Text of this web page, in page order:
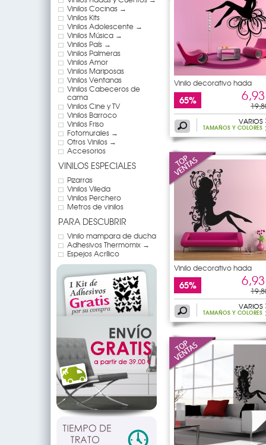
Vinilos Cocinas →
Vinilos Kits
Vinilos Adolescente →
Vinilos Música →
Vinilos País →
Vinilos Palmeras
Vinilos Amor
Vinilos Mariposas
Vinilos Ventanas
Vinilos Cabeceros de
cama
Vinilos Cine y TV
Vinilos Barroco
Vinilos Friso
Fotomurales →
Otros Vinilos →
Accesorios
VINILOS ESPECIALES
Pizarras
Vinilos Vileda
Vinilos Perchero
Metros de vinilos
PARA DESCUBRIR
Vinilo mampara de ducha
Adhesivos Thermomix →
Espejos Acrílico
Vinilo decorativo hada
65%
VARIOS
TAMAÑOS Y COLORES
Vinilo decorativo hada
65%
VARIOS
TAMAÑOS Y COLORES